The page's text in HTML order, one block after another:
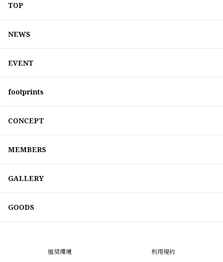
TOP
NEWS
EVENT
footprints
CONCEPT
MEMBERS
GALLERY
GOODS
推奨環境 利用規約